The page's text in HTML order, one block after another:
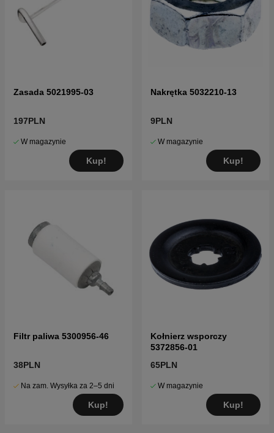
Zasada 5021995-03
197PLN
W magazynie
Kup!
Nakrętka 5032210-13
9PLN
W magazynie
Kup!
Filtr paliwa 5300956-46
38PLN
Na zam. Wysyłka za 2–5 dni
Kup!
Kołnierz wsporczy
5372856-01
65PLN
W magazynie
Kup!